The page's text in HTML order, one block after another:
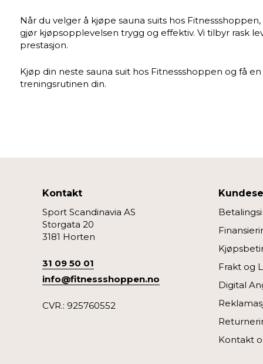
Når du velger å kjøpe sauna suits hos
gjør kjøpsopplevelsen trygg og effektiv. Vi tilbyr rask
prestasjon.
Kjøp din neste sauna suit hos Fitnessshoppen og få
treningsrutinen din.
Kontakt
Sport Scandinavia AS
Storgata 20
3181 Horten
31 09 50 01
info@fitnessshoppen.no
CVR.: 925760552
Frakt og
Digital
Kontakt